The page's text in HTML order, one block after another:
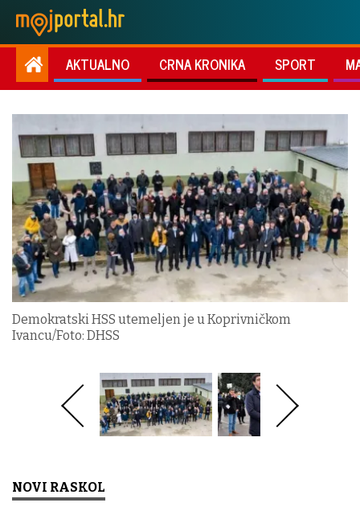
AKTUALNO CRNA KRONIKA SPORT
Demokratski HSS utemeljen je u Koprivničkom
Ivancu/Foto: DHSS
NOVI RASKOL